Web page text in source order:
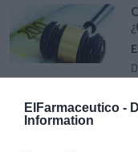
ElFarmaceutico -
Information